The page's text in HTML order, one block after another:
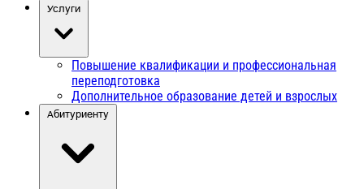
Услуги
Повышение квалификации и профессиональная
переподготовка
Дополнительное образование детей и взрослых
Абитуриенту